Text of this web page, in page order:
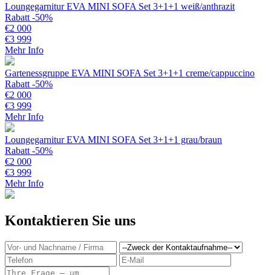
Loungegarnitur EVA MINI SOFA Set 3+1+1 weiß/anthrazit
Rabatt -50%
€2 000
€3 999
Mehr Info
Gartenessgruppe EVA MINI SOFA Set 3+1+1 creme/cappuccino
Rabatt -50%
€2 000
€3 999
Mehr Info
Loungegarnitur EVA MINI SOFA Set 3+1+1 grau/braun
Rabatt -50%
€2 000
€3 999
Mehr Info
Kontaktieren Sie uns